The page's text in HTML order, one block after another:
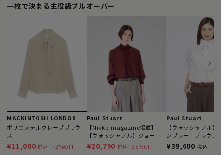
一枚で決まる主役級プルオーバー
MACKINTOSH LONDON
ポリエステルクレープブラウ
ス
¥11,000 税込 72%OFF
Paul Stuart
【Nikkei magazine掲載】
【ウォッシャブル】ジョーゼ
ットコンビ プルオーバー
¥20,790 税込 35%OFF
Paul Stuart
【ウォッシャブル】
ンブラー ブラウス
¥39,600 税込